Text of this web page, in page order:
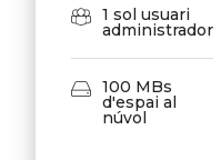
1 sol usuari
administrador
100 MBs
d'espai al
núvol